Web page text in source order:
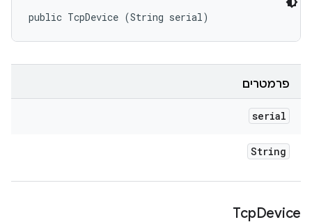
public TcpDevice (String serial)
פרמטרים
serial
String
TcpDevice